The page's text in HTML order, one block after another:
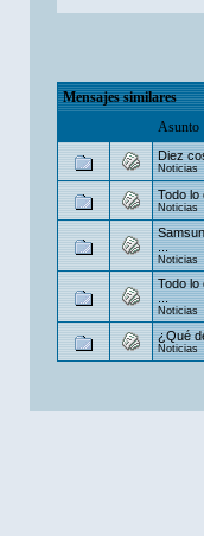
Mensajes similares
Asunto
Diez
Noticias
Todo lo
Noticias
...
Noticias
Todo lo
...
Noticias
¿Qué
Noticias